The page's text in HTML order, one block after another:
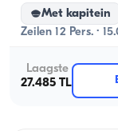
Met kapitein
Zeilen 12 Pers. ·
Laagste
27.485 TL